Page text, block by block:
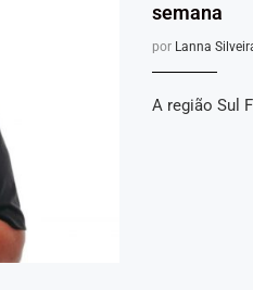
semana
por Lanna
A região Sul